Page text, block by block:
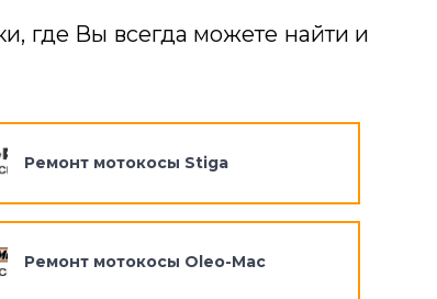
где Вы всегда можете найти и
Ремонт мотокосы Stiga
Ремонт мотокосы Oleo-Mac